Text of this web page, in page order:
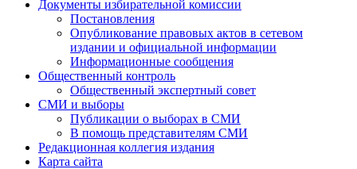
Документы избирательной комиссии
Постановления
Опубликование правовых актов в сетевом
издании и официальной информации
Информационные сообщения
Общественный контроль
Общественный экспертный совет
СМИ и выборы
Публикации о выборах в СМИ
В помощь представителям СМИ
Редакционная коллегия издания
Карта сайта